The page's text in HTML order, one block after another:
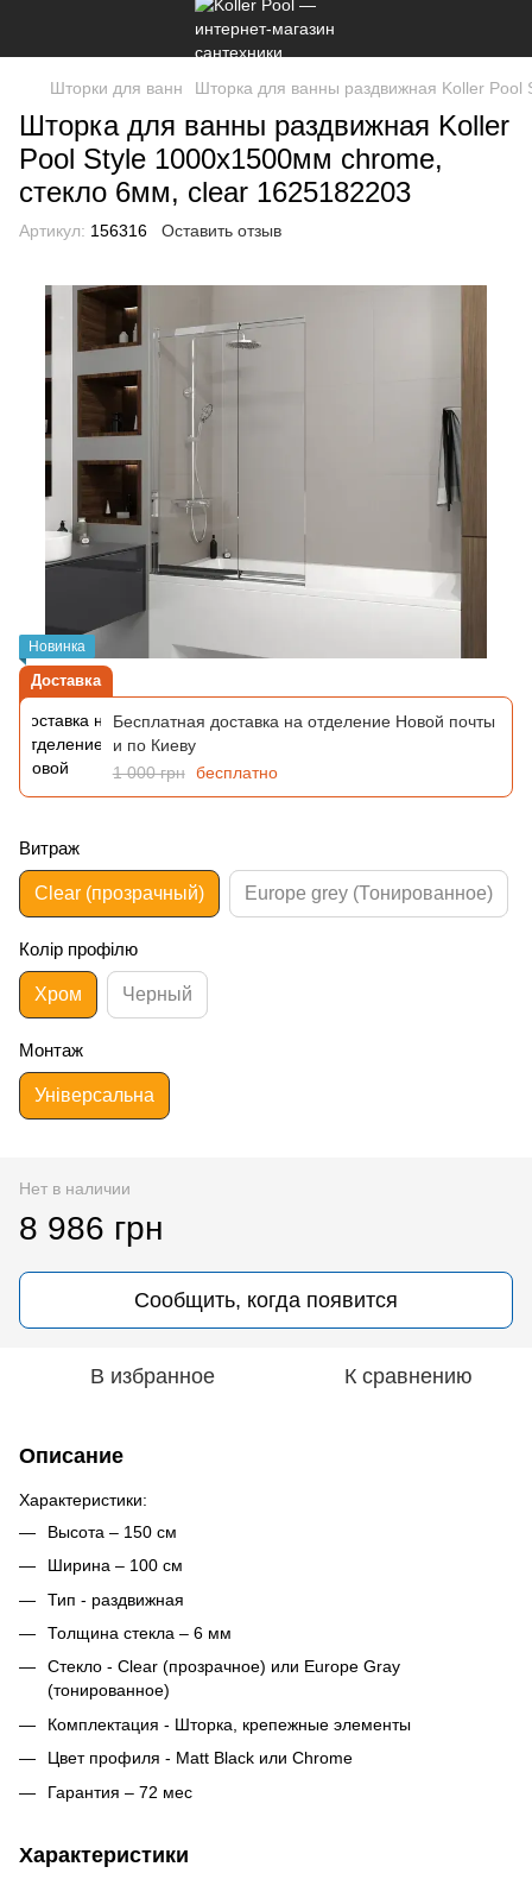
Шторки для ванн Шторка для ванны раздвижная Koller
Шторка для ванны раздвижная Koller
Pool Style 1000х1500мм chrome,
стекло 6мм, clear 1625182203
Артикул: 156316 Оставить отзыв
Новинка
Доставка
Бесплатная доставка на отделение Новой почты
и по Киеву
1 000 грн бесплатно
Витраж
Clear (прозрачный) Europe grey (Тонированное)
Колір профілю
Хром Черный
Монтаж
Універсальна
Нет в наличии
8 986 грн
Сообщить, когда появится
В избранное К сравнению
Описание
Характеристики:
Высота – 150 см
Ширина – 100 см
Тип - раздвижная
Толщина стекла – 6 мм
Стекло - Clear (прозрачное) или Europe Gray
(тонированное)
Комплектация - Шторка, крепежные элементы
Цвет профиля - Matt Black или Chrome
Гарантия – 72 мес
Характеристики